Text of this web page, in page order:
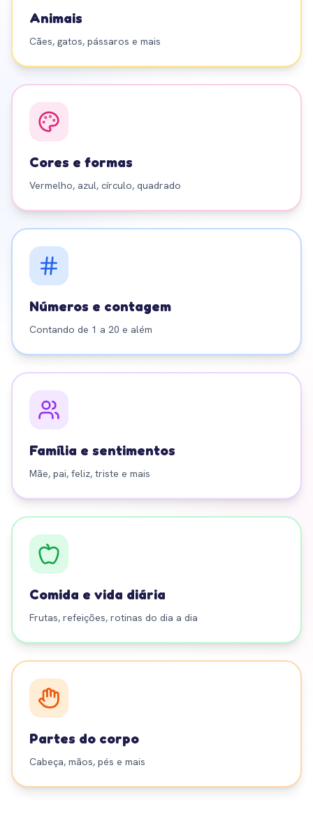
Animais
Cães, gatos, pássaros e mais
Cores e formas
Vermelho, azul, círculo, quadrado
Números e contagem
Contando de 1 a 20 e além
Família e sentimentos
Mãe, pai, feliz, triste e mais
Comida e vida diária
Frutas, refeições, rotinas do dia a dia
Partes do corpo
Cabeça, mãos, pés e mais